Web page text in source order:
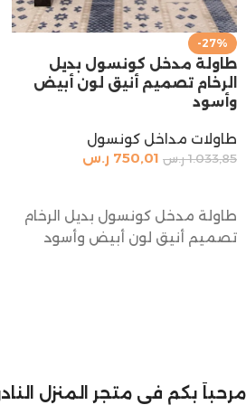
-27%
طاولة مدخل كونسول بديل
الرخام تصميم أنيق لون أبيض
وأسود
طاولات مداخل كونسول
1.033,85 ر.س 750,01 ر.س
طاولة مدخل كونسول بديل الرخام
تصميم أنيق لون أبيض وأسود
مرحباً بكم في متجر المنزل